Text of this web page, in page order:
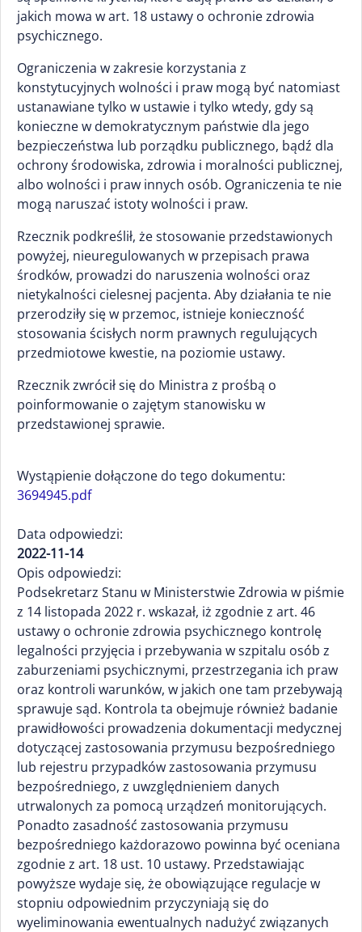
jakich mowa w art. 18 ustawy o ochronie zdrowia
psychicznego.
Ograniczenia w zakresie korzystania z
konstytucyjnych wolności i praw mogą być natomiast
ustanawiane tylko w ustawie i tylko wtedy, gdy są
konieczne w demokratycznym państwie dla jego
bezpieczeństwa lub porządku publicznego, bądź dla
ochrony środowiska, zdrowia i moralności publicznej,
albo wolności i praw innych osób. Ograniczenia te nie
mogą naruszać istoty wolności i praw.
Rzecznik podkreślił, że stosowanie przedstawionych
powyżej, nieuregulowanych w przepisach prawa
środków, prowadzi do naruszenia wolności oraz
nietykalności cielesnej pacjenta. Aby działania te nie
przerodziły się w przemoc, istnieje konieczność
stosowania ścisłych norm prawnych regulujących
przedmiotowe kwestie, na poziomie ustawy.
Rzecznik zwrócił się do Ministra z prośbą o
poinformowanie o zajętym stanowisku w
przedstawionej sprawie.
Wystąpienie dołączone do tego dokumentu:
3694945.pdf
Data odpowiedzi:
2022-11-14
Opis odpowiedzi:
Podsekretarz Stanu w Ministerstwie Zdrowia w piśmie
z 14 listopada 2022 r. wskazał, iż zgodnie z art. 46
ustawy o ochronie zdrowia psychicznego kontrolę
legalności przyjęcia i przebywania w szpitalu osób z
zaburzeniami psychicznymi, przestrzegania ich praw
oraz kontroli warunków, w jakich one tam przebywają
sprawuje sąd. Kontrola ta obejmuje również badanie
prawidłowości prowadzenia dokumentacji medycznej
dotyczącej zastosowania przymusu bezpośredniego
lub rejestru przypadków zastosowania przymusu
bezpośredniego, z uwzględnieniem danych
utrwalonych za pomocą urządzeń monitorujących.
Ponadto zasadność zastosowania przymusu
bezpośredniego każdorazowo powinna być oceniana
zgodnie z art. 18 ust. 10 ustawy. Przedstawiając
powyższe wydaje się, że obowiązujące regulacje w
stopniu odpowiednim przyczyniają się do
wyeliminowania ewentualnych nadużyć związanych